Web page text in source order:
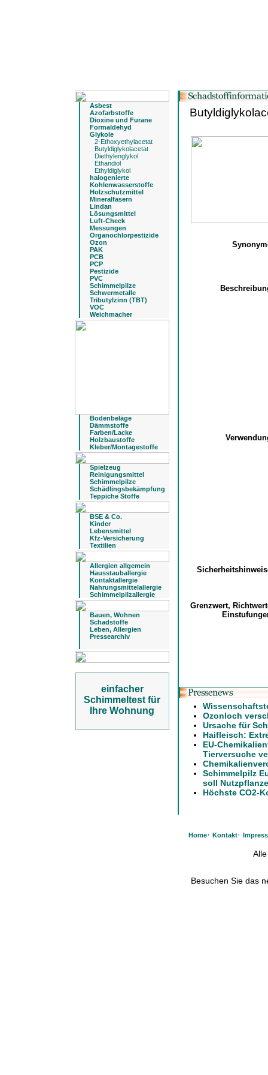
Asbest
Azofarbstoffe
Dioxine und Furane
Formaldehyd
Glykole
2-Ethoxyethylacetat
Butyldiglykolacetat
Diethylenglykol
Ethandiol
Ethyldiglykol
halogenierte
Kohlenwasserstoffe
Holzschutzmittel
Mineralfasern
Lindan
Lösungsmittel
Luft-Check
Messungen
Organochlorpestizide
Ozon
PAK
PCB
PCP
Pestizide
PVC
Schimmelpilze
Schwermetalle
Tributylzinn (TBT)
VOC
Weichmacher
Bodenbeläge
Dämmstoffe
Farben/Lacke
Holzbaustoffe
Kleber/Montagestoffe
Spielzeug
Reinigungsmittel
Schimmelpilze
Schädlingsbekämpfung
Teppiche Stoffe
BSE & Co.
Kinder
Lebensmittel
Kfz-Versicherung
Textilien
Allergien allgemein
Hausstauballergie
Kontaktallergie
Nahrungsmittelallergie
Schimmelpilzallergie
Bauen, Wohnen
Schadstoffe
Leben, Allergien
Pressearchiv
einfacher
Schimmeltest für
Ihre Wohnung
Grenzwert,
Ozonloch
Ursache für
Haifleisch:
EU-
Tierversuche
Schimmelpilz
soll
Höchste CO2-
Home· Kontakt·
Besuchen Sie das